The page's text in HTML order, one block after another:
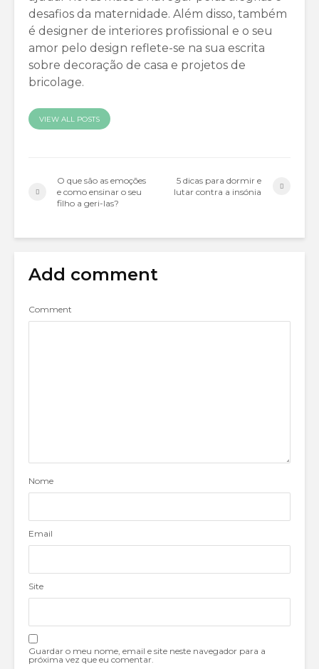
desafios da maternidade. Além disso, também
é designer de interiores profissional e o seu
amor pelo design reflete-se na sua escrita
sobre decoração de casa e projetos de
bricolage.
VIEW ALL POSTS
O que são as emoções
e como ensinar o seu
filho a geri-las?
5 dicas para dormir e
lutar contra a insónia
Add comment
Comment
Nome
Email
Site
Guardar o meu nome, email e site neste navegador para a
próxima vez que eu comentar.